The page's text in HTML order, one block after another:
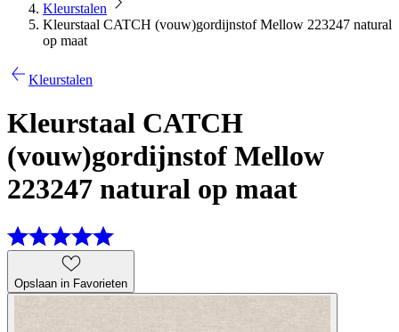
Kleurstalen
Kleurstaal CATCH (vouw)gordijnstof Mellow 223247 natural
op maat
Kleurstalen
Kleurstaal CATCH
(vouw)gordijnstof Mellow
223247 natural op maat
Opslaan in Favorieten